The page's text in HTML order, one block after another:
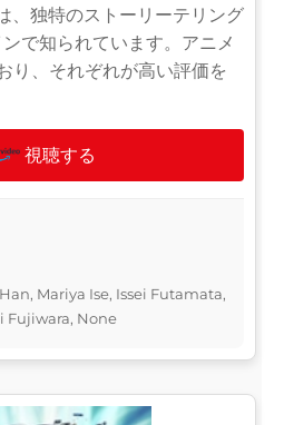
、独特のストーリーテリング
で知られています。アニメ
り、それぞれが高い評価を
視聴する
Mariya Ise, Issei Futamata,
Fujiwara, None